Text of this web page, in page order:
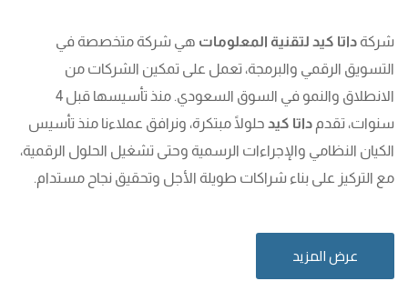
شركة داتا كيد لتقنية المعلومات هي شركة متخصصة في
التسويق الرقمي والبرمجة، تعمل على تمكين الشركات من
الانطلاق والنمو في السوق السعودي. منذ تأسيسها قبل 4
سنوات، تقدم داتا كيد حلولًا مبتكرة، ونرافق عملاءنا منذ تأسيس
الكيان النظامي والإجراءات الرسمية وحتى تشغيل الحلول الرقمية،
مع التركيز على بناء شراكات طويلة الأجل وتحقيق نجاح مستدام.
عرض المزيد